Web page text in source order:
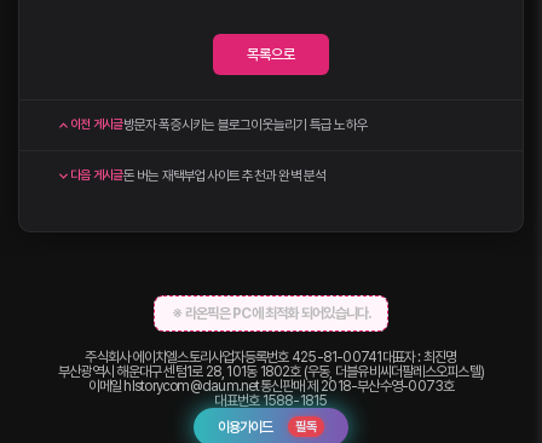
목록으로
이전 게시글방문자 폭증시키는 블로그이웃늘리기 특급 노하우
다음 게시글돈 버는 재택부업사이트 추천과 완벽 분석
※ 라온픽은 PC에 최적화 되어있습니다.
주식회사 에이치엘스토리사업자등록번호 425-81-00741대표자 : 최진명
부산광역시 해운대구 센텀1로 28, 101동 1802호 (우동, 더블유비씨더팔레스오피스텔)
이메일 hlstorycom@daum.net통신판매 제 2018-부산수영-0073호
대표번호1588-1815
이용가이드
필독